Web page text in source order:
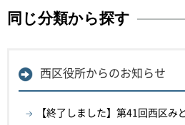
同じ分類から探す
西区役所からのお知らせ
【終了しました】第41回西区み